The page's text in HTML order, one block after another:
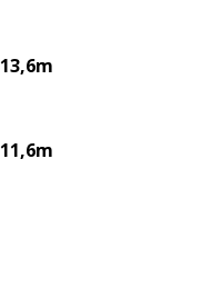
13,6m
11,6m